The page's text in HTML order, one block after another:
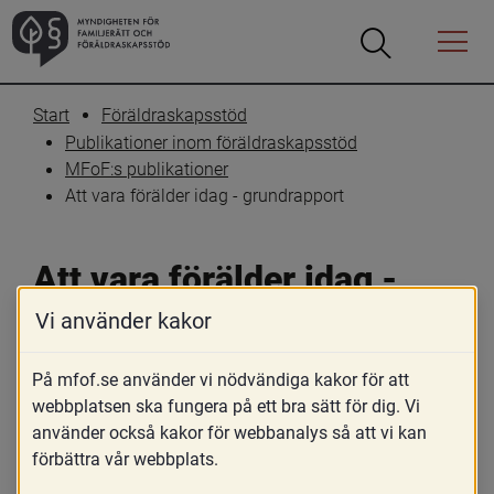
Öppna
Öppna
Menyn
Start
Föräldraskapsstöd
Publikationer inom föräldraskapsstöd
MFoF:s publikationer
Att vara förälder idag - grundrapport
Att vara förälder idag -
grundrapport
Skriv ut Dela
Föräldrar är olika och lever i olika
livssituationer. Beroende på var de bor,
Vi använder kakor
På mfof.se använder vi nödvändiga kakor för att
webbplatsen ska fungera på ett bra sätt för dig. Vi
använder också kakor för webbanalys så att vi kan
förbättra vår webbplats.